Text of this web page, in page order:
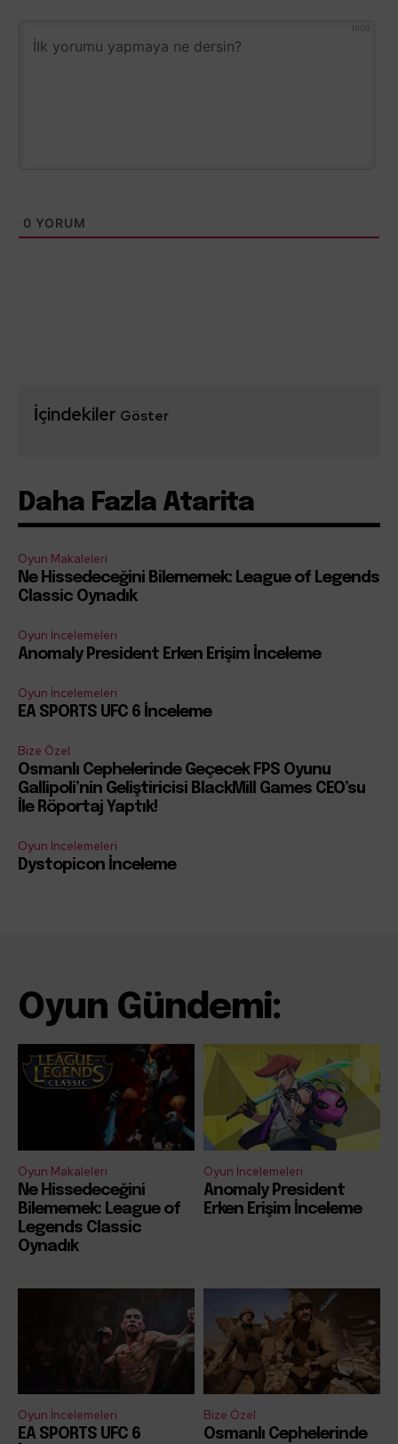
1000
0 YORUM
İçindekiler Göster
Daha Fazla Atarita
Oyun Makaleleri
Ne Hissedeceğini Bilememek: League of Legends
Classic Oynadık
Oyun İncelemeleri
Anomaly President Erken Erişim İnceleme
Oyun İncelemeleri
EA SPORTS UFC 6 İnceleme
Bize Özel
Osmanlı Cephelerinde Geçecek FPS Oyunu
Gallipoli’nin Geliştiricisi BlackMill Games CEO’su
İle Röportaj Yaptık!
Oyun İncelemeleri
Dystopicon İnceleme
Oyun Gündemi:
Oyun Makaleleri
Ne Hissedeceğini
Bilememek: League of
Legends Classic
Oynadık
Oyun İncelemeleri
Anomaly President
Erken Erişim İnceleme
Oyun İncelemeleri
EA SPORTS UFC 6
Bize Özel
Osmanlı Cephelerinde